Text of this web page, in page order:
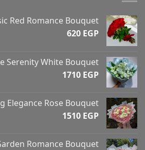
Red Romance Bouquet
620 EGP
Serenity White Bouquet
1710 EGP
Elegance Rose Bouquet
1510 EGP
Romance Bouquet